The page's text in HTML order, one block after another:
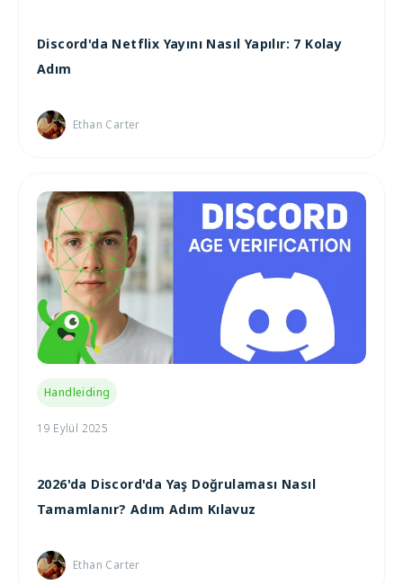
Discord'da Netflix Yayını Nasıl Yapılır: 7 Kolay
Adım
Ethan Carter
Handleiding
19 Eylül 2025
2026'da Discord'da Yaş Doğrulaması Nasıl
Tamamlanır? Adım Adım Kılavuz
Ethan Carter